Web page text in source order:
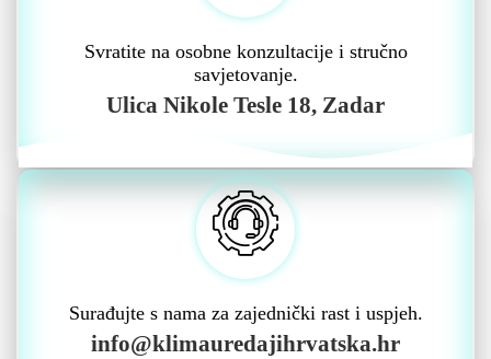
Svratite na osobne konzultacije i stručno
savjetovanje.
Ulica Nikole Tesle 18, Zadar
Surađujte s nama za zajednički rast i uspjeh.
info@klimauredajihrvatska.hr